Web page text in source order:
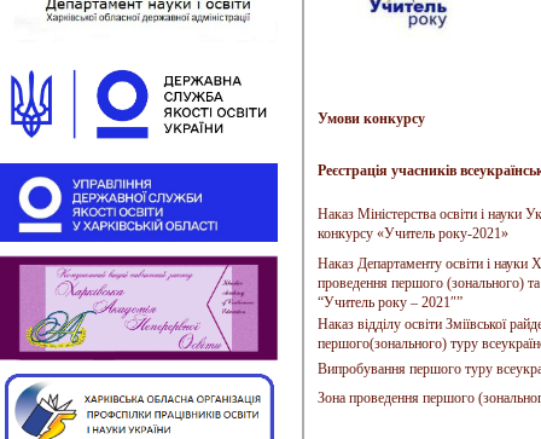
Умови конкурсу
Реєстрація учасників
Наказ Міністерства освіти і науки
конкурсу «Учитель року-2021»
Наказ Департаменту освіти і науки
проведення першого (зонального) та
“Учитель року – 2021″”
Наказ відділу освіти Зміївської
першого(зонального) туру
Випробування першого туру
Зона проведення першого